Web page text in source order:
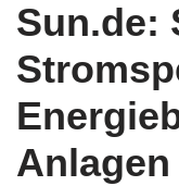
Sun.de:
Anlagen